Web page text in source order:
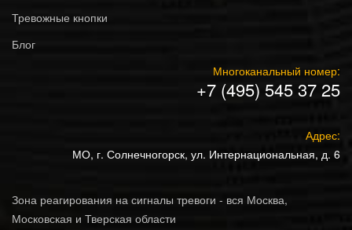
Тревожные кнопки
Блог
Многоканальный номер:
+7 (495) 545 37 25
Адрес:
МО, г. Солнечногорск, ул. Интернациональная, д. 6
Зона реагирования на сигналы тревоги - вся Москва,
Московская и Тверская области